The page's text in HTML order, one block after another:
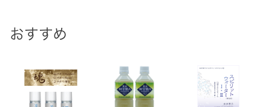
おすすめ